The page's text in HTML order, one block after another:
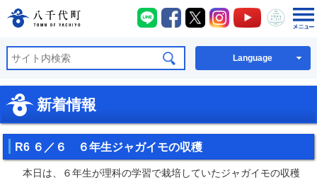
八千代町公式ホームページ
八千代町LINE
八千代町Facebook
八千代町X八千代町Instagram
八千代町
八千
Language
新着情報
R6 ６／６ ６年生ジャガイモの収穫
本日は、６年生が理科の学習で栽培していたジャガイモの収穫